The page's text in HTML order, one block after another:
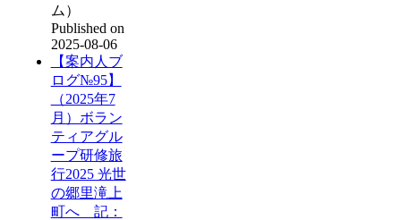
ム）
Published on
2025-08-06
【案内人ブ
ログ№95】
（2025年7
月）ボラン
ティアグル
ープ研修旅
行2025 光世
の郷里滝上
町へ 記：